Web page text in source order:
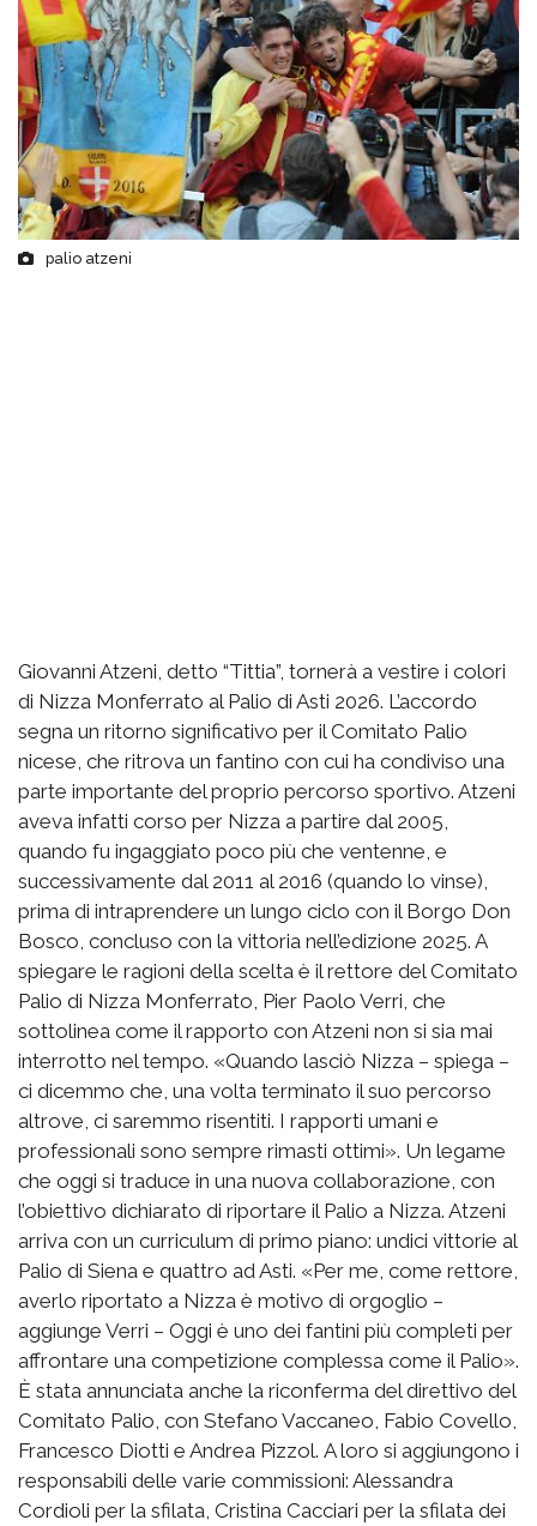
palio atzeni
Giovanni Atzeni, detto “Tittia”, tornerà a vestire i colori
di Nizza Monferrato al Palio di Asti 2026. L’accordo
segna un ritorno significativo per il Comitato Palio
nicese, che ritrova un fantino con cui ha condiviso una
parte importante del proprio percorso sportivo. Atzeni
aveva infatti corso per Nizza a partire dal 2005,
quando fu ingaggiato poco più che ventenne, e
successivamente dal 2011 al 2016 (quando lo vinse),
prima di intraprendere un lungo ciclo con il Borgo Don
Bosco, concluso con la vittoria nell’edizione 2025. A
spiegare le ragioni della scelta è il rettore del Comitato
Palio di Nizza Monferrato, Pier Paolo Verri, che
sottolinea come il rapporto con Atzeni non si sia mai
interrotto nel tempo. «Quando lasciò Nizza – spiega –
ci dicemmo che, una volta terminato il suo percorso
altrove, ci saremmo risentiti. I rapporti umani e
professionali sono sempre rimasti ottimi». Un legame
che oggi si traduce in una nuova collaborazione, con
l’obiettivo dichiarato di riportare il Palio a Nizza. Atzeni
arriva con un curriculum di primo piano: undici vittorie al
Palio di Siena e quattro ad Asti. «Per me, come rettore,
averlo riportato a Nizza è motivo di orgoglio –
aggiunge Verri – Oggi è uno dei fantini più completi per
affrontare una competizione complessa come il Palio».
È stata annunciata anche la riconferma del direttivo del
Comitato Palio, con Stefano Vaccaneo, Fabio Covello,
Francesco Diotti e Andrea Pizzol. A loro si aggiungono i
responsabili delle varie commissioni: Alessandra
Cordioli per la sfilata, Cristina Cacciari per la sfilata dei